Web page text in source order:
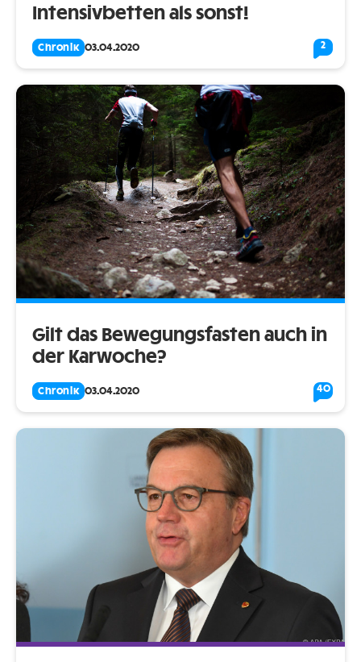
Intensivbetten als sonst!
Chronik 03.04.2020 2
Gilt das Bewegungsfasten auch in
der Karwoche?
Chronik 03.04.2020 40